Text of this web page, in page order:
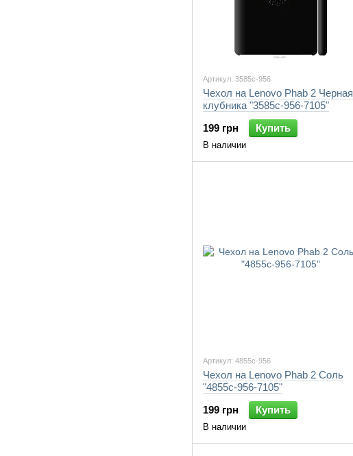
Артикул: 3585c-956
Чехол на Lenovo Phab 2 Черная
клубника "3585c-956-7105"
199 грн
Купить
В наличии
Артикул: 4855c-956
Чехол на Lenovo Phab 2 Соль
"4855c-956-7105"
199 грн
Купить
В наличии